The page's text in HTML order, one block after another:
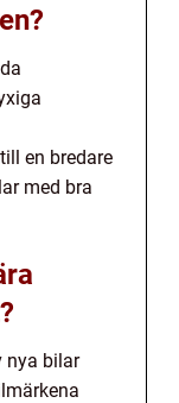
en bredare
med bra
nya bilar